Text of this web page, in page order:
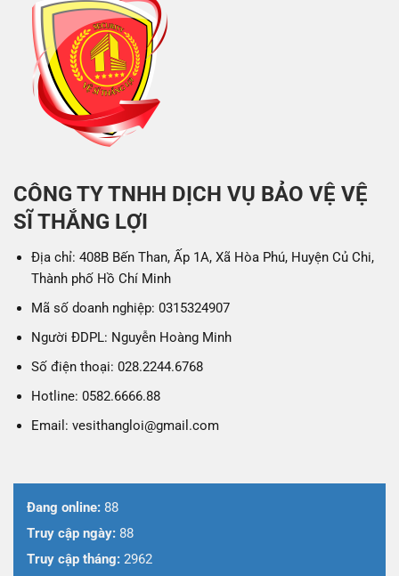
CÔNG TY TNHH DỊCH VỤ BẢO VỆ VỆ
SĨ THẮNG LỢI
Địa chỉ: 408B Bến Than, Ấp 1A, Xã Hòa Phú, Huyện Củ Chi,
Thành phố Hồ Chí Minh
Mã số doanh nghiệp: 0315324907
Người ĐDPL: Nguyễn Hoàng Minh
Số điện thoại: 028.2244.6768
Hotline: 0582.6666.88
Email: vesithangloi@gmail.com
Đang online: 88
Truy cập ngày: 88
Truy cập tháng: 2962